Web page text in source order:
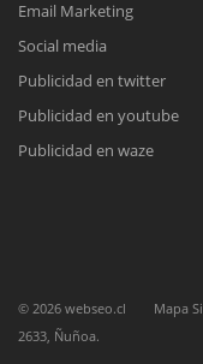
Nuestros ejecutivos le
Todos nuestros
Email Marketing
Social media
Publicidad en twitter
Publicidad en youtube
Publicidad en waze
© 2026 webseo.cl Mapa
2633, Ñuñoa.